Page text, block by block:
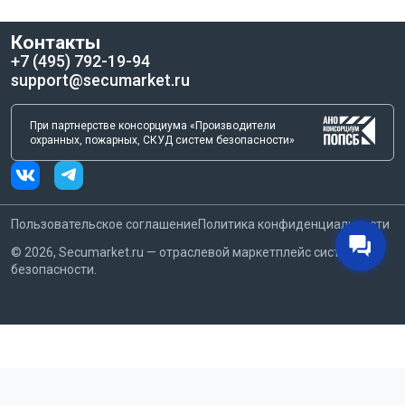
безопасности вашего объекта. Его точная работа и легкая
интеграция в систему охранной сигнализации делают его
идеальным выбором для защиты от несанкционированного
проникновения.
Контакты
+7 (495) 792-19-94
support@secumarket.ru
При партнерстве консорциума «Производители
охранных, пожарных, СКУД систем безопасности»
Пользовательское соглашениеПолитика конфиденциальности
© 2026, Secumarket.ru — отраслевой маркетплейс систем
безопасности.